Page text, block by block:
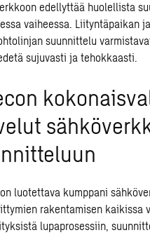
edellyttää huolellista
vaiheessa. Liityntäpaikan ja
suunnittelu
sujuvasti ja tehokkaasti.
luotettava kumppani
rakentamisen kaikissa
lupaprosessiin,